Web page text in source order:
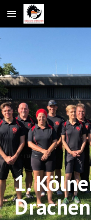
Skip to main content
1.